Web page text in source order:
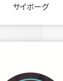
サイボーグ